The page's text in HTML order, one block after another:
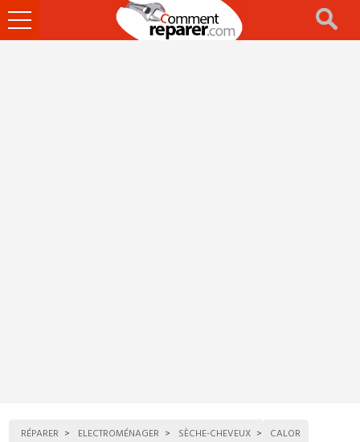
Ouvrir
le
RÉPARER ELECTROMÉNAGER SÈCHE-CHEVEUX CALOR